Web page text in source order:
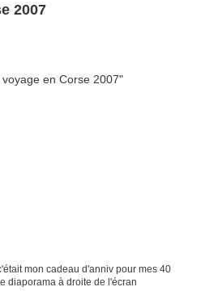
2007
mon cadeau d'anniv pour mes 40
diaporama à droite de l'écran